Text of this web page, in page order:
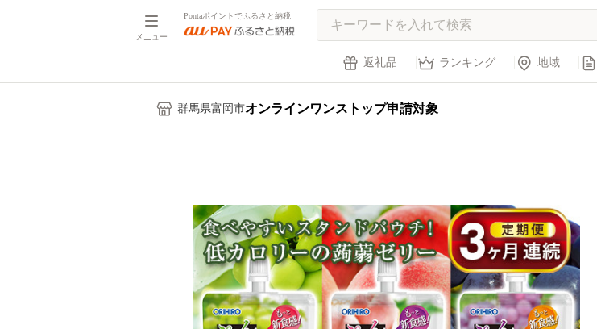
メニュー
Pontaポイントでふるさと納税
返礼品 ランキング 地域
群馬県富岡市オンラインワンストップ申請対象